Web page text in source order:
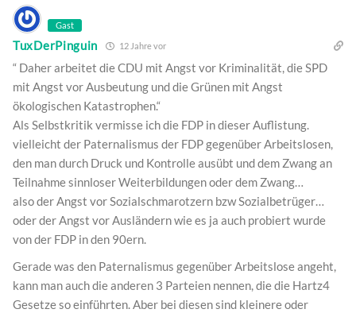
Gast
TuxDerPinguin 12 Jahre vor
“ Daher arbeitet die CDU mit Angst vor Kriminalität, die SPD
mit Angst vor Ausbeutung und die Grünen mit Angst
ökologischen Katastrophen.“
Als Selbstkritik vermisse ich die FDP in dieser Auflistung.
vielleicht der Paternalismus der FDP gegenüber Arbeitslosen,
den man durch Druck und Kontrolle ausübt und dem Zwang an
Teilnahme sinnloser Weiterbildungen oder dem Zwang…
also der Angst vor Sozialschmarotzern bzw Sozialbetrüger…
oder der Angst vor Ausländern wie es ja auch probiert wurde
von der FDP in den 90ern.
Gerade was den Paternalismus gegenüber Arbeitslose angeht,
kann man auch die anderen 3 Parteien nennen, die die Hartz4
Gesetze so einführten. Aber bei diesen sind kleinere oder